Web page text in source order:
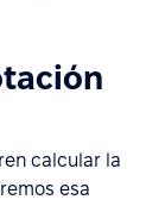
calcular la
esa